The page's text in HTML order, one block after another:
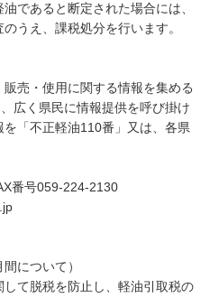
であると断定された場合には、
うえ、課税処分を行います。
売・使用に関する情報を集める
広く県民に情報提供を呼び掛け
「不正軽油110番」又は、各県
号059-224-2130
について）
して脱税を防止し、軽油引取税の